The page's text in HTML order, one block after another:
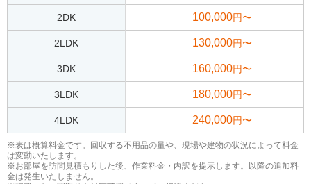
2DK 100,000円〜
2LDK 130,000円〜
3DK 160,000円〜
3LDK 180,000円〜
4LDK 240,000円〜
※表は概算料金です。回収する不用品の量や、現場や建物の状況によって料金
は変動いたします。
※お部屋を訪問見積もりした後、作業料金・内訳を提示します。以降の追加料
金は発生いたしません。